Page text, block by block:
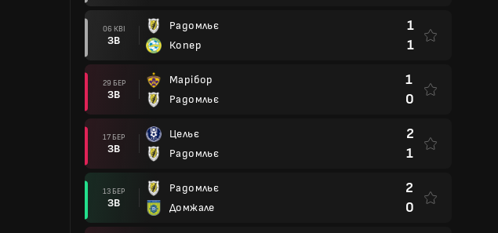
06 КВІ
ЗВ
Радомльє
Копер
1
1
29 БЕР
ЗВ
Марібор
Радомльє
1
0
17 БЕР
ЗВ
Цельє
Радомльє
2
1
13 БЕР
ЗВ
Радомльє
Домжале
2
0